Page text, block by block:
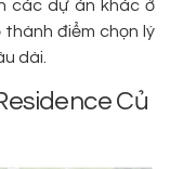
các dự án khác ở
thành điểm chọn lý
dài.
Củ